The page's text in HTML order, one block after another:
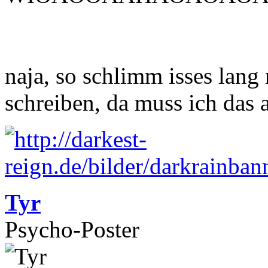
naja, so schlimm isses
schreiben, da muss ich das
Tyr
Psycho-Poster